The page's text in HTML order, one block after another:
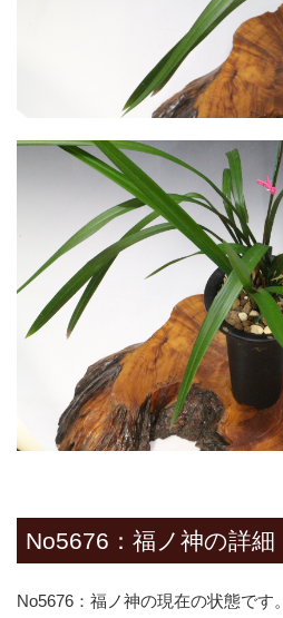
No5676：福ノ神の詳細
No5676：福ノ神の現在の状態です。